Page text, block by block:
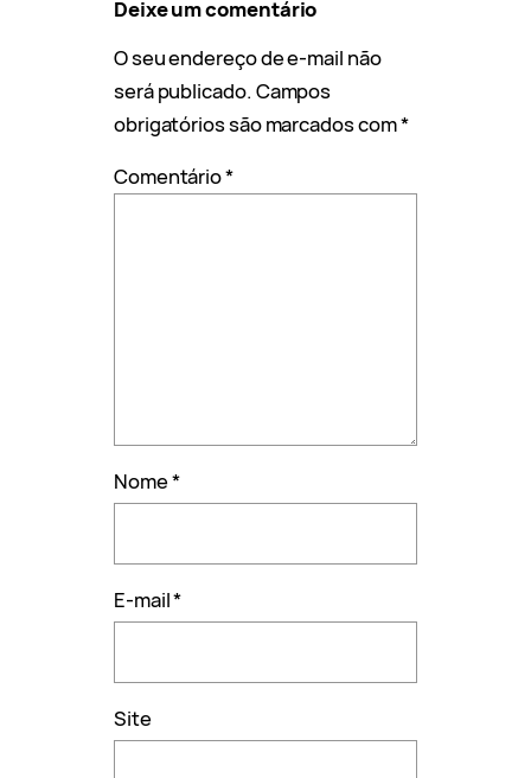
Deixe um comentário
O seu endereço de e-mail não
será publicado. Campos
obrigatórios são marcados com*
Comentário*
Nome*
E-mail*
Site